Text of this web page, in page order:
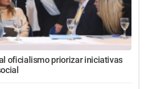
oficialismo priorizar iniciativas